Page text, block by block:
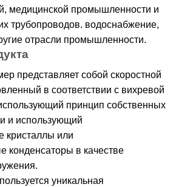
медицинской промышленности и
трубопроводов. водоснабжение,
отрасли промышленности.
представляет собой скоростной
в соответствии с вихревой
принцип собственных
и использующий
кристаллы или
конденсаторы в качестве
уникальная